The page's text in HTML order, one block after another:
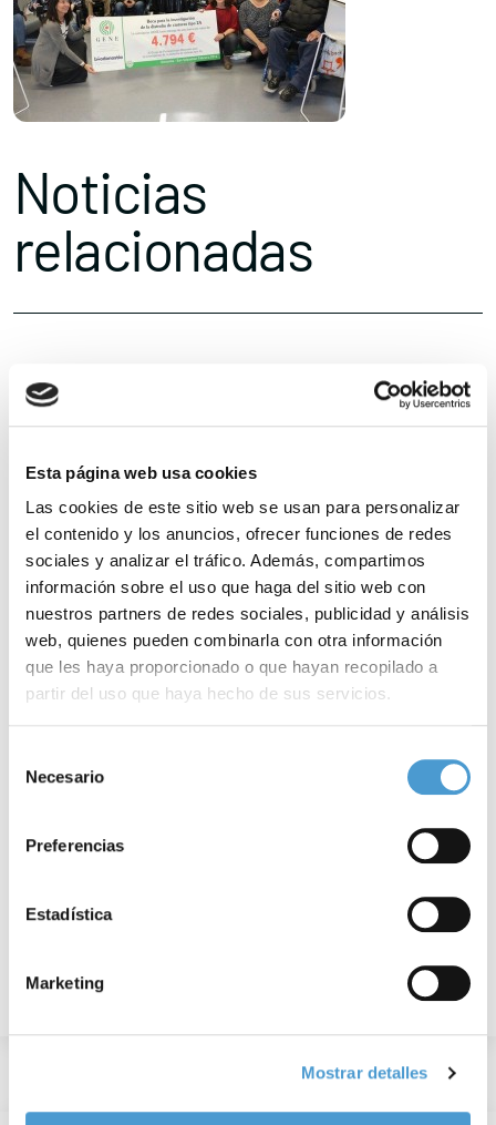
Esta página web usa cookies
Las cookies de este sitio web se usan para personalizar
el contenido y los anuncios, ofrecer funciones de redes
sociales y analizar el tráfico. Además, compartimos
información sobre el uso que haga del sitio web con
nuestros partners de redes sociales, publicidad y análisis
web, quienes pueden combinarla con otra información
que les haya proporcionado o que hayan recopilado a
partir del uso que haya hecho de sus servicios.
de cookies
Necesario
Preferencias
Estadística
Marketing
Mostrar detalles
Noticias
relacionadas
11 MARZO, 2016 DE INTERÉS